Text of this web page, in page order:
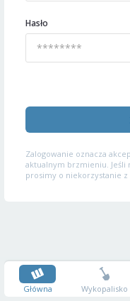
Hasło
Zalogowanie oznacza
aktualnym brzmieniu. Jeśli
prosimy o niekorzystanie z
Główna Wykopalisko